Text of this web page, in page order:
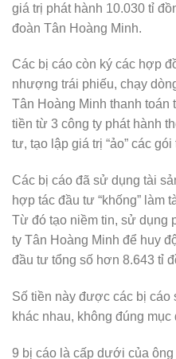
giá trị phát hành 10.030 tỉ
đoàn Tân Hoàng Minh.
Các bị cáo còn ký các hợp
nhượng trái phiếu, chạy
Tân Hoàng Minh thanh toán
tiền từ 3 công ty phát hành
tư, tạo lập giá trị “ảo” các
Các bị cáo đã sử dụng tài
hợp tác đầu tư “khống” làm
Từ đó tạo niềm tin, sử dụng
ty Tân Hoàng Minh để huy
đầu tư tổng số hơn 8.643 tỉ
Số tiền này được các bị cáo
khác nhau, không đúng
9 bị cáo là cấp dưới của